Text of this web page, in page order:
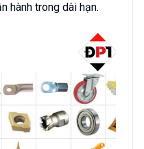
hành trong dài hạn.